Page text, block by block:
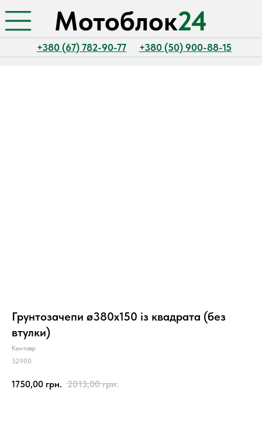
Мотоблок24
+380 (67) 782-90-77 +380 (50) 900-88-15
Грунтозачепи ø380х150 із квадрата (без
втулки)
Кентавр
52900
1750,00 грн. 2013,00 грн.